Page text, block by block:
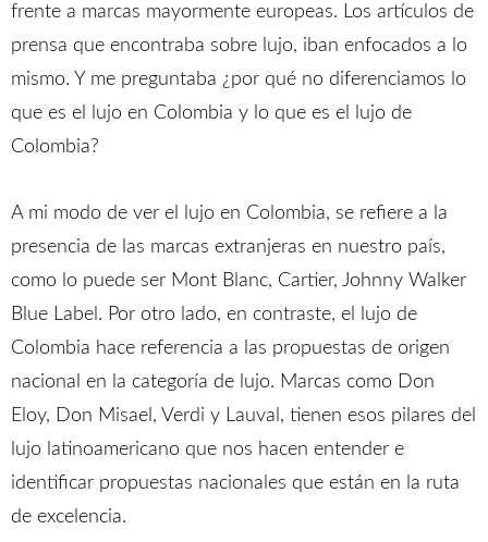
frente a marcas mayormente europeas. Los artículos de
prensa que encontraba sobre lujo, iban enfocados a lo
mismo. Y me preguntaba ¿por qué no diferenciamos lo
que es el lujo en Colombia y lo que es el lujo de
Colombia?
A mi modo de ver el lujo en Colombia, se refiere a la
presencia de las marcas extranjeras en nuestro país,
como lo puede ser Mont Blanc, Cartier, Johnny Walker
Blue Label. Por otro lado, en contraste, el lujo de
Colombia hace referencia a las propuestas de origen
nacional en la categoría de lujo. Marcas como Don
Eloy, Don Misael, Verdi y Lauval, tienen esos pilares del
lujo latinoamericano que nos hacen entender e
identificar propuestas nacionales que están en la ruta
de excelencia.